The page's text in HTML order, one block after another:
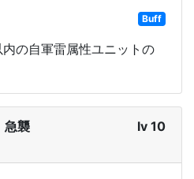
Buff
の自軍雷属性ユニットの
急襲 lv 10